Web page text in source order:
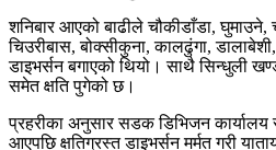
शनिबार आएको बाढीले चौकीडाँडा, घुमाउने,
चिउरीबास, बोक्सीकुना, कालढुंगा,
डाइभर्सन बगाएको थियो। साथै सिन्धुली
समेत क्षति पुगेको छ।
प्रहरीका अनुसार सडक डिभिजन कार्यालय
आएपछि क्षतिग्रस्त डाइभर्सन मर्मत गरी